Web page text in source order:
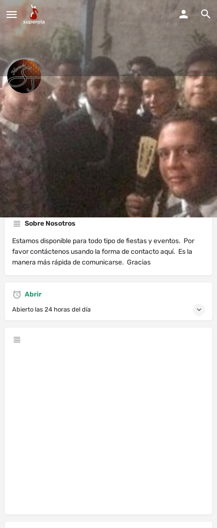
mariachi Sierra De Jalisco
Estamos disponible para todo tipo de fiestas y eventos.
Perfil Solicitud de Reserva
Mensaje directo Deja Resena
Sobre Nosotros
Estamos disponible para todo tipo de fiestas y eventos. Por
favor contáctenos usando la forma de contacto aquí. Es la
manera más rápida de comunicarse. Gracias
Abrir
Abierto las 24 horas del día